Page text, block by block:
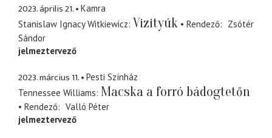
2023. április 21.
Kamra
Stanislaw Ignacy Witkiewicz Vizityúk Rendező
Zsótér
Sándor
jelmeztervező
2023. március 11.
Pesti Színház
Tennessee Williams Macska a forró bádogtetőn
Rendező
Valló Péter
jelmeztervező